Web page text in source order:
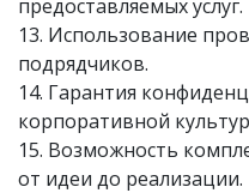
предоставляемых услуг.
13. Использование
подрядчиков.
14. Гарантия
корпоративной
15. Возможность
от идеи до реализации.